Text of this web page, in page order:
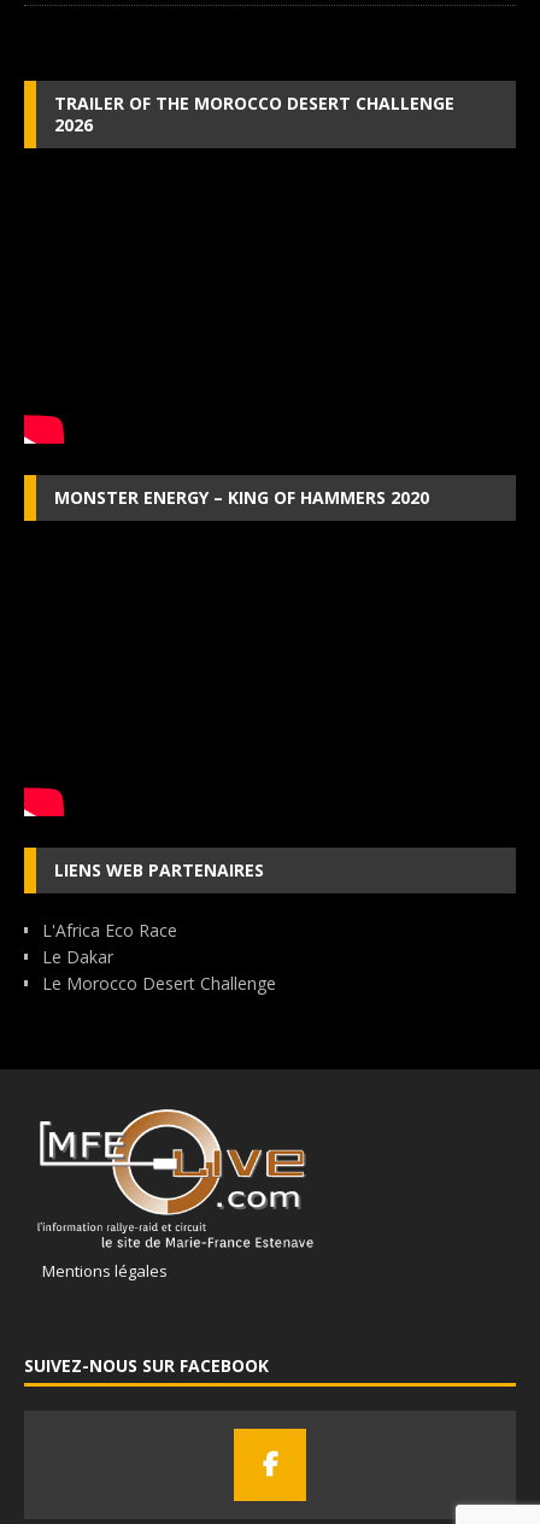
TRAILER OF THE MOROCCO DESERT CHALLENGE
2026
MONSTER ENERGY – KING OF HAMMERS 2020
LIENS WEB PARTENAIRES
L'Africa Eco Race
Le Dakar
Le Morocco Desert Challenge
Mentions légales
SUIVEZ-NOUS SUR FACEBOOK